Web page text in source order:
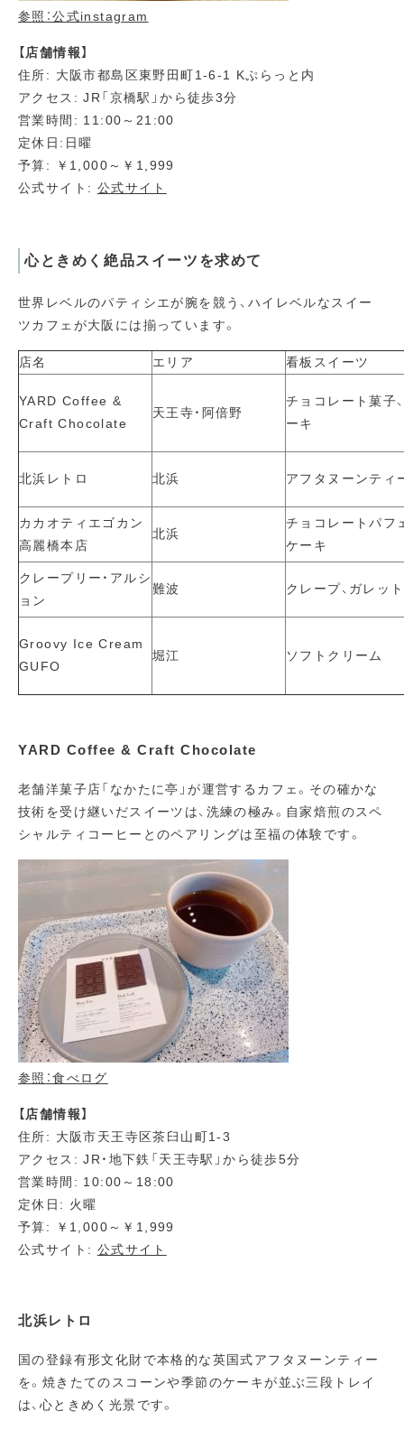
参照：公式instagram
【店舗情報】
住所: 大阪市都島区東野田町1-6-1 Kぷらっと内
アクセス: JR「京橋駅」から徒歩3分
営業時間: 11:00～21:00
定休日:日曜
予算: ￥1,000～￥1,999
公式サイト: 公式サイト
心ときめく絶品スイーツを求めて
世界レベルのパティシエが腕を競う、ハイレベルなスイー
ツカフェが大阪には揃っています。
店名 エリア 看板スイーツ
YARD Coffee &
Craft Chocolate
天王寺・阿倍野
チョコレート菓子
ーキ
北浜レトロ 北浜 アフタヌーンティ
カカオティエゴカン
高麗橋本店
北浜
チョコレートパフ
ケーキ
クレープリー・アルシ
ョン
難波 クレープ、ガレット
Groovy Ice Cream
GUFO
堀江 ソフトクリーム
YARD Coffee & Craft Chocolate
老舗洋菓子店「なかたに亭」が運営するカフェ。その確かな
技術を受け継いだスイーツは、洗練の極み。自家焙煎のスペ
シャルティコーヒーとのペアリングは至福の体験です。
参照：食べログ
【店舗情報】
住所: 大阪市天王寺区茶臼山町1-3
アクセス: JR・地下鉄「天王寺駅」から徒歩5分
営業時間: 10:00～18:00
定休日: 火曜
予算: ￥1,000～￥1,999
公式サイト: 公式サイト
北浜レトロ
国の登録有形文化財で本格的な英国式アフタヌーンティー
を。焼きたてのスコーンや季節のケーキが並ぶ三段トレイ
は、心ときめく光景です。